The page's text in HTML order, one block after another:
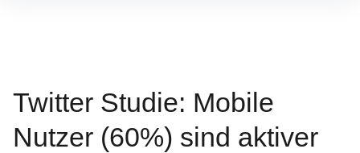
Twitter Studie: Mobile
Nutzer (60%) sind aktiver